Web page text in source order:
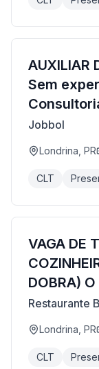
AUXILIAR
Sem
Jobbol
Londrina, PR
CLT
VAGA DE
DOBRA) O
Restaurante
Londrina, PR
CLT